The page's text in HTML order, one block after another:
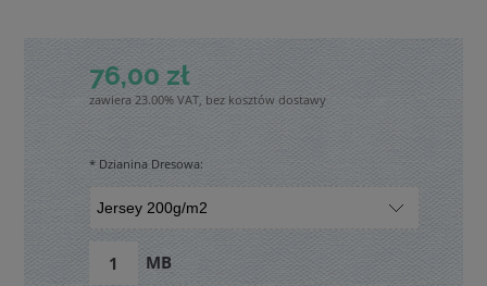
76,00 zł
zawiera 23.00% VAT, bez kosztów dostawy
* Dzianina Dresowa:
MB